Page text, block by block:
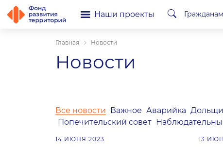
Наши проекты Гражданам
Главная Новости
Новости
Все новости Важное Аварийка
Попечительский совет
14 ИЮНЯ 2023 13